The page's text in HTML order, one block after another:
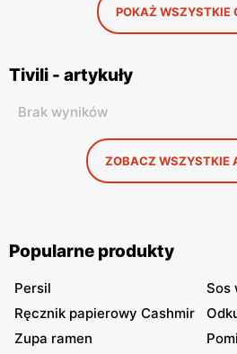
POKAŻ WSZYSTKIE
Tivili - artykuły
Brak wyników
ZOBACZ WSZYSTKIE
Popularne produkty
Persil
Sos
Ręcznik papierowy Cashmir
Zupa ramen